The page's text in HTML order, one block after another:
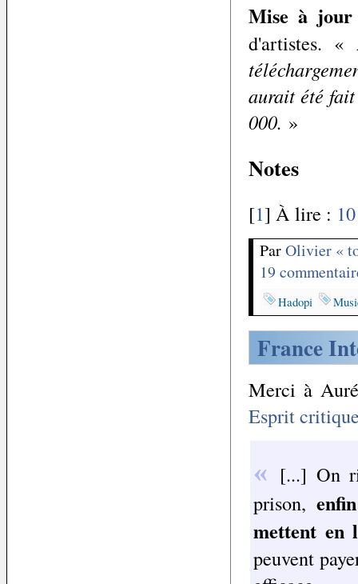
Mise à jour
d'artistes. «
aurait été
000. »
Notes
[1] À lire :
ParOlivier «
19
Hadopi
France
Merci à
Esprit
[...] On
prison,
mettent en
peuvent